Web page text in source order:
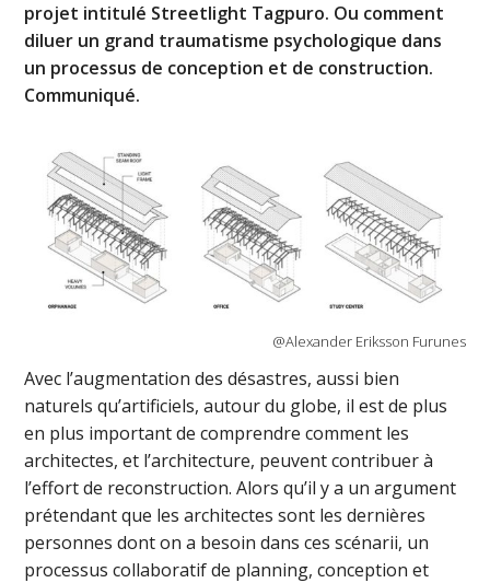
projet intitulé Streetlight Tagpuro. Ou comment
diluer un grand traumatisme psychologique dans
un processus de conception et de construction.
Communiqué.
@Alexander Eriksson Furunes
Avec l’augmentation des désastres, aussi bien
naturels qu’artificiels, autour du globe, il est de plus
en plus important de comprendre comment les
architectes, et l’architecture, peuvent contribuer à
l’effort de reconstruction. Alors qu’il y a un argument
prétendant que les architectes sont les dernières
personnes dont on a besoin dans ces scénarii, un
processus collaboratif de planning, conception et